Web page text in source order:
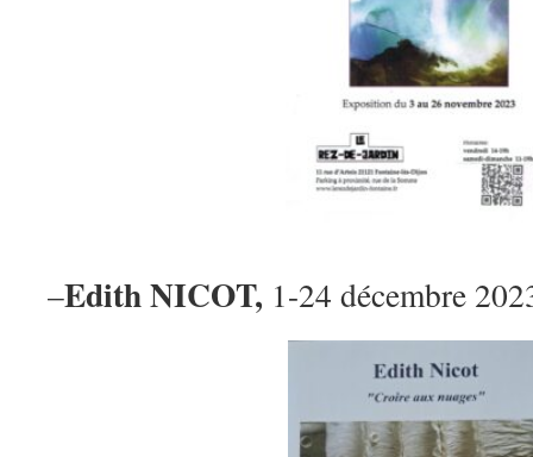
–Edith NICOT, 1-24 décembre